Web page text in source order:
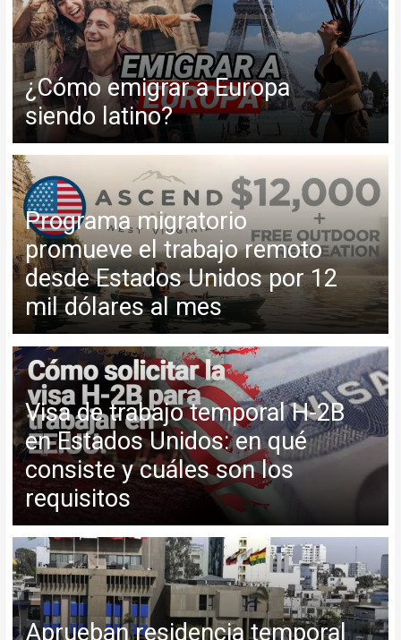
¿Cómo emigrar a Europa
siendo latino?
Programa migratorio
promueve el trabajo remoto
desde Estados Unidos por 12
mil dólares al mes
Visa de trabajo temporal H-2B
en Estados Unidos: en qué
consiste y cuáles son los
requisitos
Aprueban residencia temporal